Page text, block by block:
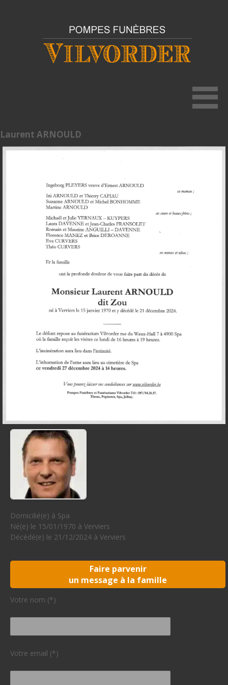
Laurent ARNOULD
Domicilié(e) à Spa
Né(e) le 15/01/1970 à Verviers
Décédé(e) le 21/12/2024 à Verviers
Faire parvenir
un message à la famille
Votre nom (*)
Votre email (*)